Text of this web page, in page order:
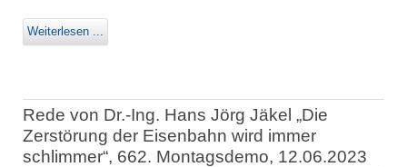
Weiterlesen ...
Rede von Dr.-Ing. Hans Jörg Jäkel „Die
Zerstörung der Eisenbahn wird immer
schlimmer“, 662. Montagsdemo, 12.06.2023